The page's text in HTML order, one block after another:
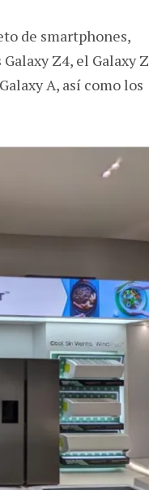
de smartphones,
Z4, el Galaxy Z
A, así como los